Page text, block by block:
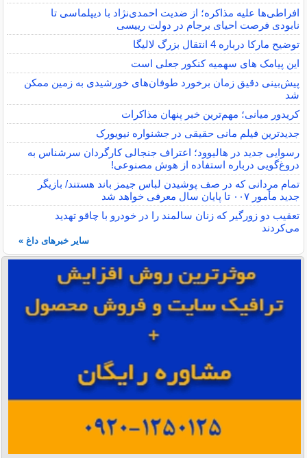
افراطی‌ها علیه مذاکره؛ از ضدیت احمدی‌نژاد با دیپلماسی تا
نابودی فرصت احیای برجام در دولت رییسی
توضیح مارکا درباره 4 انتقال بزرگ لالیگا
این پیامک های سهمیه کنکور جعلی است
پیش‌بینی دقیق زمان برخورد طوفان‌های خورشیدی به زمین ممکن
شد
کریدور میانی؛ مهم‌ترین خبر پنهان مذاکرات
جدیدترین فیلم مانی حقیقی در جشنواره نیویورک
رسوایی جدید در هالیوود؛ اعتراف جنجالی کارگردان سرشناس به
دروغ‌گویی درباره استفاده از هوش مصنوعی!
تمام مردانی که در صف پوشیدن لباس جیمز باند هستند/ بازیگر
جدید مأمور ۰۰۷ تا پایان سال معرفی خواهد شد
تعقیب دو زورگیر که زنان سالمند را در خودرو با چاقو تهدید
می‌کردند
سایر خبرهای داغ »